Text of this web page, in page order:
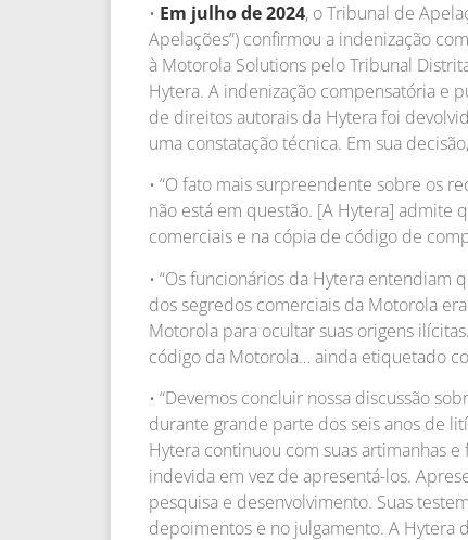
• Em julho de 2024, o Tribunal de
Apelações”) confirmou a indenização
à Motorola Solutions pelo Tribunal
Hytera. A indenização compensatória e
de direitos autorais da Hytera foi
uma constatação técnica. Em sua
• “O fato mais surpreendente sobre os
não está em questão. [A Hytera] admite
comerciais e na cópia de código de
• “Os funcionários da Hytera
dos segredos comerciais da Motorola
Motorola para ocultar suas origens
código da Motorola… ainda etiquetado
• “Devemos concluir nossa discussão
durante grande parte dos seis anos de
Hytera continuou com suas artimanhas
indevida em vez de apresentá-los.
pesquisa e desenvolvimento. Suas
depoimentos e no julgamento. A Hytera